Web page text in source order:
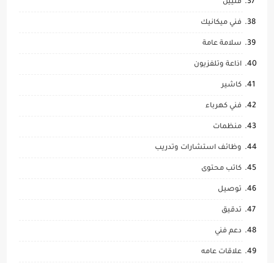
فنيين
فني ميكانيك
سلامة عامة
اذاعة وتلفزيون
كاشير
فني كهرباء
منظمات
وظائف استشارات وتدريب
كاتب محتوى
توصيل
تدقيق
دعم فني
علاقات عامه